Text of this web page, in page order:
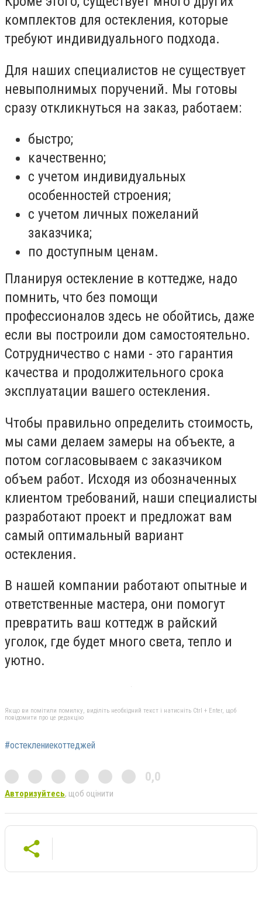
комплектов для остекления, которые
требуют индивидуального подхода.
Для наших специалистов не существует
невыполнимых поручений. Мы готовы
сразу откликнуться на заказ, работаем:
быстро;
качественно;
с учетом индивидуальных
особенностей строения;
с учетом личных пожеланий
заказчика;
по доступным ценам.
Планируя остекление в коттедже, надо
помнить, что без помощи
профессионалов здесь не обойтись, даже
если вы построили дом самостоятельно.
Сотрудничество с нами - это гарантия
качества и продолжительного срока
эксплуатации вашего остекления.
Чтобы правильно определить стоимость,
мы сами делаем замеры на объекте, а
потом согласовываем с заказчиком
объем работ. Исходя из обозначенных
клиентом требований, наши специалисты
разработают проект и предложат вам
самый оптимальный вариант
остекления.
В нашей компании работают опытные и
ответственные мастера, они помогут
превратить ваш коттедж в райский
уголок, где будет много света, тепло и
уютно.
Якщо ви помітили помилку, виділіть необхідний текст і натисніть Ctrl + Enter, щоб
повідомити про це редакцію
#остеклениекоттеджей
0,0
Авторизуйтесь, щоб оцінити